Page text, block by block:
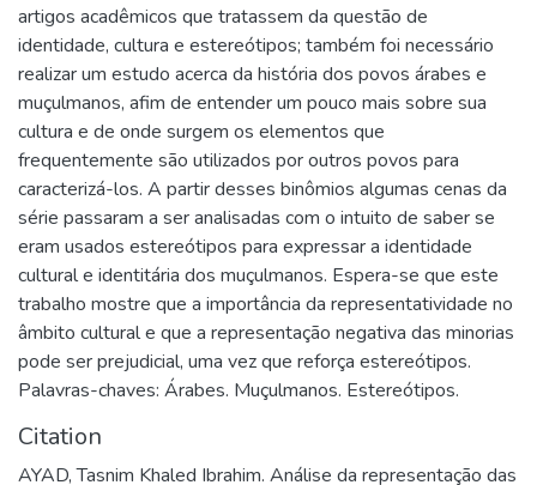
artigos acadêmicos que tratassem da questão de
identidade, cultura e estereótipos; também foi necessário
realizar um estudo acerca da história dos povos árabes e
muçulmanos, afim de entender um pouco mais sobre sua
cultura e de onde surgem os elementos que
frequentemente são utilizados por outros povos para
caracterizá-los. A partir desses binômios algumas cenas da
série passaram a ser analisadas com o intuito de saber se
eram usados estereótipos para expressar a identidade
cultural e identitária dos muçulmanos. Espera-se que este
trabalho mostre que a importância da representatividade no
âmbito cultural e que a representação negativa das minorias
pode ser prejudicial, uma vez que reforça estereótipos.
Palavras-chaves: Árabes. Muçulmanos. Estereótipos.
Citation
AYAD, Tasnim Khaled Ibrahim. Análise da representação das